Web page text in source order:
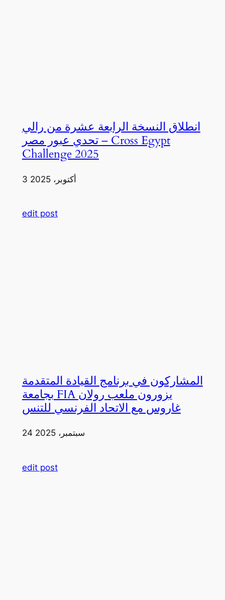
انطلاق النسخة الرابعة عشرة من رالي
تحدي عبور مصر – Cross Egypt
Challenge 2025
3 أكتوبر، 2025
edit post
المشاركون في برنامج القيادة المتقدمة
بجامعة FIA يزورون ملعب رولان
غاروس مع الاتحاد الفرنسي للتنس
24 سبتمبر، 2025
edit post